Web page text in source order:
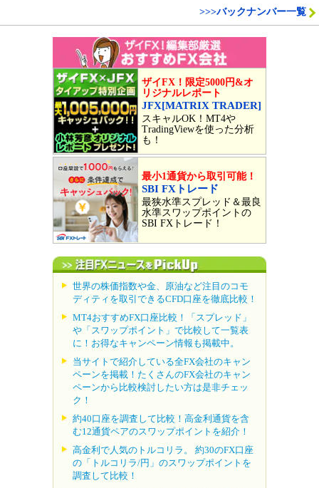
>>>バックナンバー一覧
ザイFX！限定5000円&オ
リジナルレポート
JFX[MATRIX TRADER]
スキャルOK！MT4や
TradingViewを使った分析
も！
最小1通貨から取引可能！
SBI FXトレード
最狭水準スプレッド＆最良
水準スワップポイントの
SBI FXトレード！
世界の株価指数や金、原油など注目のコモ
ディティを取引できるCFD口座を徹底比較！
MT4おすすめFX口座比較！「スプレッド」
や「スワップポイント」で比較して一覧表
に！お得なキャンペーン情報も掲載中。
当サイトで紹介している全FX会社のキャン
ペーンを掲載！たくさんのFX会社のキャン
ペーンから比較検討したい方は是非チェッ
ク！
約40口座を調査して比較！高金利通貨を含
む12通貨ペアのスワップポイントを紹介！
高金利で人気のトルコリラ。 約30のFX口座
の「トルコリラ/円」のスワップポイントを
調査して比較！